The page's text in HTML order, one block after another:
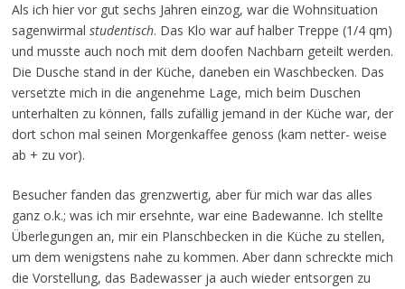
Als ich hier vor gut sechs Jahren einzog, war die Wohnsituation
sagenwirmal studentisch. Das Klo war auf halber Treppe (1/4 qm)
und musste auch noch mit dem doofen Nachbarn geteilt werden.
Die Dusche stand in der Küche, daneben ein Waschbecken. Das
versetzte mich in die angenehme Lage, mich beim Duschen
unterhalten zu können, falls zufällig jemand in der Küche war, der
dort schon mal seinen Morgenkaffee genoss (kam netter- weise
ab + zu vor).
Besucher fanden das grenzwertig, aber für mich war das alles
ganz o.k.; was ich mir ersehnte, war eine Badewanne. Ich stellte
Überlegungen an, mir ein Planschbecken in die Küche zu stellen,
um dem wenigstens nahe zu kommen. Aber dann schreckte mich
die Vorstellung, das Badewasser ja auch wieder entsorgen zu